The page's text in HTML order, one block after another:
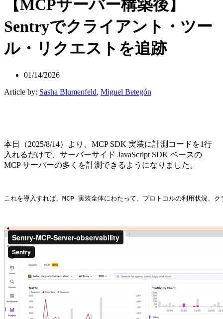
【MCPサーバー構築後】
Sentryでクライアント・ツー
ル・リクエストを追跡
01/14/2026
Article by: Sasha Blumenfeld, Miguel Betegón
本日（2025/8/14）より、MCP SDK 実装に計測コードを1行
入れるだけで、サーバーサイド JavaScript SDK ベースの
MCP サーバーの多くを計測できるようになりました。
これを導入すれば、MCP 実装全体にわたって、プロトコルの利用状況、